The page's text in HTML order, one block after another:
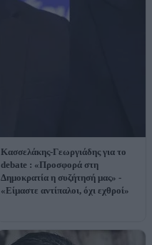
Κασσελάκης-Γεωργιάδης για το
debate : «Προσφορά στη
Δημοκρατία η συζήτησή μας» -
«Είμαστε αντίπαλοι, όχι εχθροί»